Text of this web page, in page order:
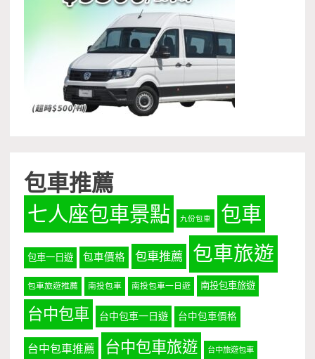
包車推薦
七人座包車景點 九份包車 包車
包車一日遊 包車價格 包車推薦 包車旅遊
包車旅遊推薦 南投包車 南投包車一日遊 南投包車旅遊
台中包車 台中包車一日遊 台中包車價格
台中包車推薦 台中包車旅遊 台中旅遊包車